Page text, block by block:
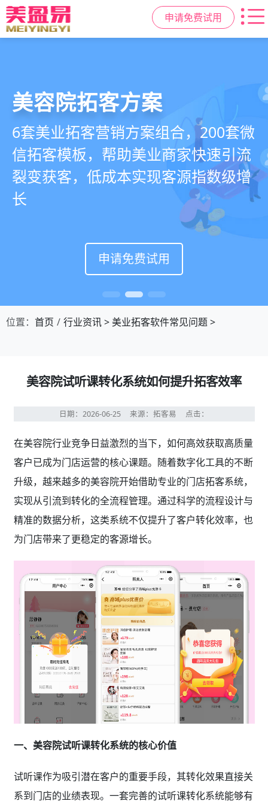
申请免费试用
美业拓客，就用 美盈易
美业全域引流获客+私域运营增长方
案，一站式解决美业门店拓、留、
锁、升难题
申请免费试用
美容院拓客方案
6套美业拓客营销方案组合，200套微
信拓客模板，帮助美业商家快速引流
裂变获客，低成本实现客源指数级增
长
申请免费试用
美业私域运营scrm
从拉新、转化、复购到裂变转介绍面
面俱到，赋能美容顾问销售，实现客
户、业绩
持续增长
申请免费试用
位置： 首页 行业资讯>美业拓客软件常见问题>
美容院试听课转化系统如何提升拓客效率
日期：2026-06-25 来源：拓客易 点击：
在美容院行业竞争日益激烈的当下，如何高效获取高质量
客户已成为门店运营的核心课题。随着数字化工具的不断
升级，越来越多的美容院开始借助专业的门店拓客系统，
实现从引流到转化的全流程管理。通过科学的流程设计与
精准的数据分析，这类系统不仅提升了客户转化效率，也
为门店带来了更稳定的客源增长。
一、美容院试听课转化系统的核心价值
试听课作为吸引潜在客户的重要手段，其转化效果直接关
系到门店的业绩表现。一套完善的试听课转化系统能够有